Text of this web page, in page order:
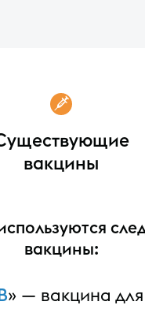
вакцины
вакцины:
» — вакцина для